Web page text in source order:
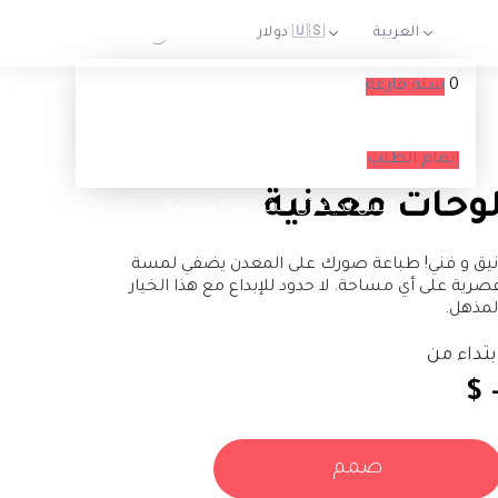
0 سلة فارغة
إتمام الطلب
ليس لديك أي مشاريع محفوظة.
معدنية
و فني! طباعة صورك على المعدن يضفي لمسة
على أي مساحة. لا حدود للإبداع مع هذا الخيار
من
$
صمم